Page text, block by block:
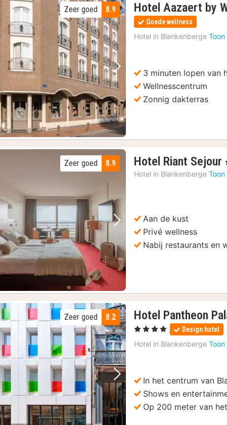
Vorige foto Volgende foto
8.9
Zeer goed Hotel Aazaert by
Goede wellness
Hotel in Blankenberge
3 minuten lopen van
Wellnesscentrum
Zonnig dakterras
Vorige foto Volgende foto
8.9
Zeer goed Hotel Riant Sejour
Hotel in Blankenberge
Aan de kust
Privé wellness
Nabij restaurants en
Vorige foto Volgende foto
8.2
Zeer goed Hotel Pantheon
, 4 Sterren Design hotel
Hotel in Blankenberge
In het centrum van
Shows en
Op 200 meter van